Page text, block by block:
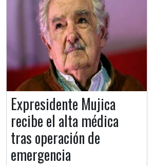
Expresidente Mujica
recibe el alta médica
tras operación de
emergencia